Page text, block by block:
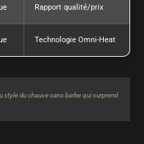
Rapport qualité/prix
Technologie Omni-Heat
style du chauve sans barbe qui surprend